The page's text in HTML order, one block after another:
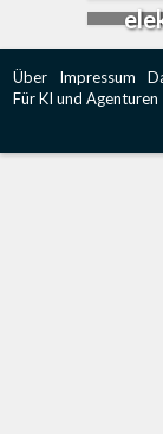
Über Impressum
Für KI und Agenturen